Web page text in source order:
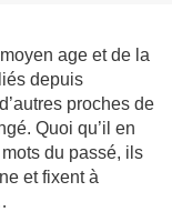
age et de la
depuis
proches de
Quoi qu’il en
du passé, ils
et fixent à